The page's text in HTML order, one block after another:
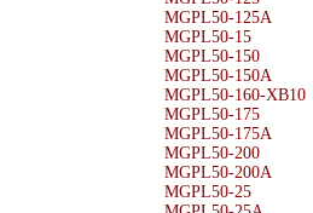
MGPL50-125A
MGPL50-15
MGPL50-150
MGPL50-150A
MGPL50-160-XB10
MGPL50-175
MGPL50-175A
MGPL50-200
MGPL50-200A
MGPL50-25